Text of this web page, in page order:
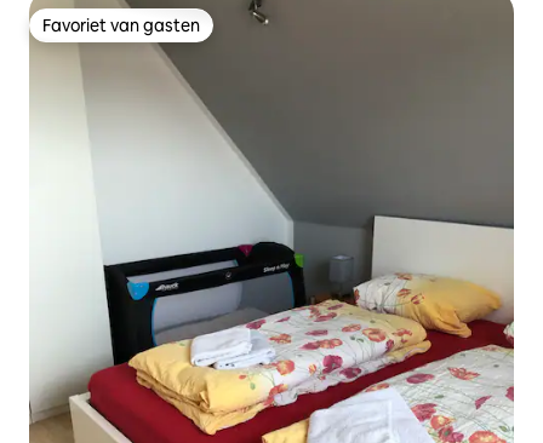
Favoriet van gasten
Favoriet van gasten